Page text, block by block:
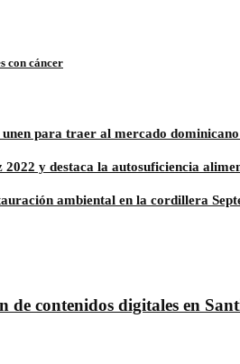
con cáncer
para traer al mercado
y destaca la autosuficiencia
ambiental en la cordillera
contenidos digitales en